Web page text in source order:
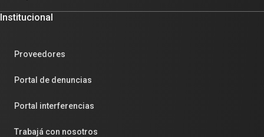
Institucional
Proveedores
Portal de denuncias
Portal interferencias
Trabajá con nosotros